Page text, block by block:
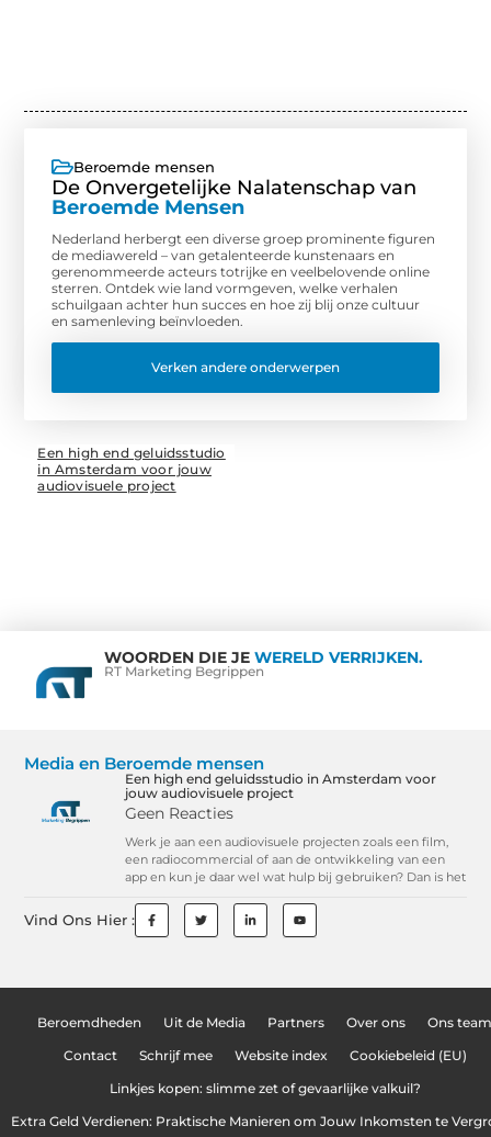
Beroemde mensen
De Onvergetelijke Nalatenschap van
Beroemde Mensen
Nederland herbergt een diverse groep prominente figuren
de mediawereld – van getalenteerde kunstenaars en
gerenommeerde acteurs totrijke en veelbelovende online
sterren. Ontdek wie land vormgeven, welke verhalen
schuilgaan achter hun succes en hoe zij blij onze cultuur
en samenleving beïnvloeden.
Verken andere onderwerpen
Een high end geluidsstudio
in Amsterdam voor jouw
audiovisuele project
WOORDEN DIE JE WERELD VERRIJKEN.
RT Marketing Begrippen
Media en Beroemde mensen
Een high end geluidsstudio in Amsterdam voor
jouw audiovisuele project
Geen Reacties
Werk je aan een audiovisuele projecten zoals een film,
een radiocommercial of aan de ontwikkeling van een
app en kun je daar wel wat hulp bij gebruiken? Dan is het
Vind Ons Hier :
Beroemdheden Uit de Media Partners Over ons Ons team
Contact Schrijf mee Website index Cookiebeleid (EU)
Linkjes kopen: slimme zet of gevaarlijke valkuil?
Extra Geld Verdienen: Praktische Manieren om Jouw Inkomsten te